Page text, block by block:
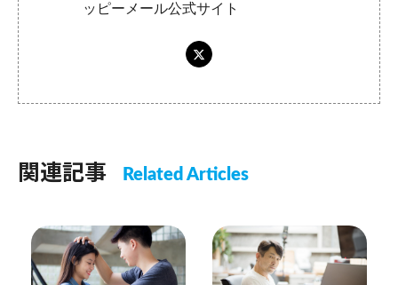
ッピーメール公式サイト
関連記事 Related Articles